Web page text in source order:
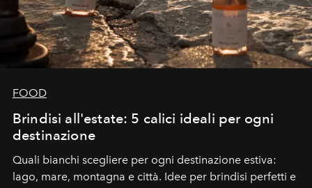
FOOD
Brindisi all'estate: 5 calici ideali per ogni
destinazione
Quali bianchi scegliere per ogni destinazione estiva:
lago, mare, montagna e città. Idee per brindisi perfetti e